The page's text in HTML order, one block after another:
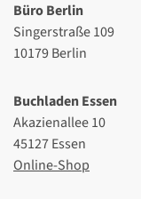
Büro Berlin
Singerstraße 109
10179 Berlin
Buchladen Essen
Akazienallee 10
45127 Essen
Online-Shop